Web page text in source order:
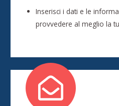
Inserisci i dati e le
provvedere al meglio la